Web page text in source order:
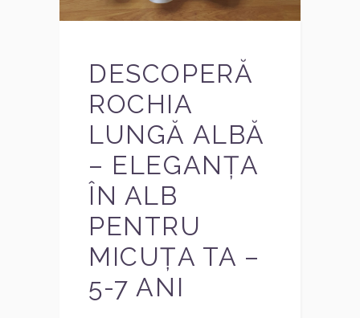
DESCOPERĂ
ROCHIA
LUNGĂ ALBĂ
– ELEGANȚA
ÎN ALB
PENTRU
MICUȚA TA –
5-7 ANI